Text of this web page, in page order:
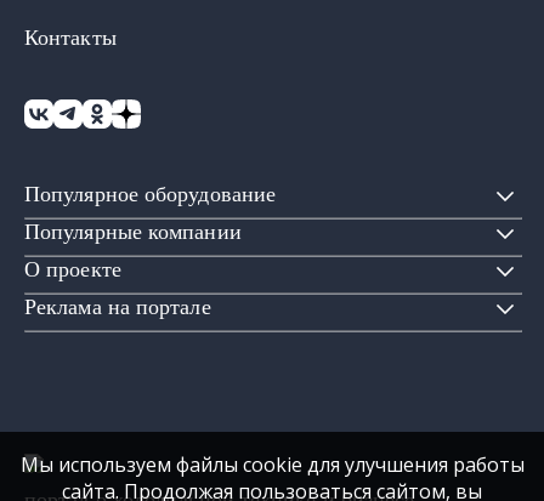
Популярное оборудование
Популярные компании
О проекте
Реклама на портале
Контакты
Мы используем файлы cookie для улучшения работы
сайта. Продолжая пользоваться сайтом, вы